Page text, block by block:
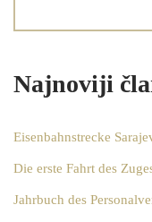
Najnoviji
Eisenbahnstrecke
Die erste Fahrt des
Jahrbuch des